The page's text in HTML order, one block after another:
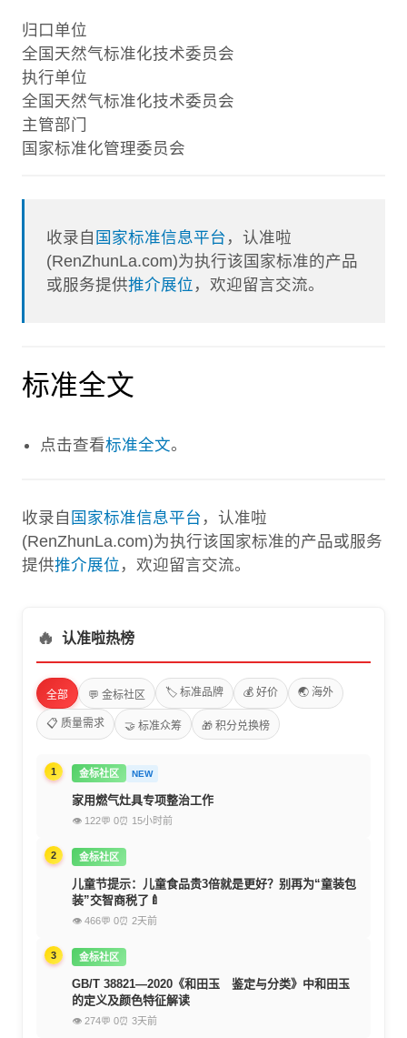
归口单位
全国天然气标准化技术委员会
执行单位
全国天然气标准化技术委员会
主管部门
国家标准化管理委员会
收录自 国家标准信息平台 ，认准啦
(RenZhunLa.com)为执行该国家标准的产品
或服务提供推介展位 ，欢迎留言交流。
标准全文
点击查看标准全文。
收录自 国家标准信息平台 ，认准啦
(RenZhunLa.com)为执行该国家标准的产品或服务
提供推介展位 ，欢迎留言交流。
🔥 认准啦热榜
全部 💬 金标社区 🏷️ 标准品牌 💰 好价 🌏 海外
📋 质量需求 🤝 标准众筹 🎁 积分兑换榜
1 金标社区 NEW
家用燃气灶具专项整治工作
👁 122💬 0⏰ 15小时前
2 金标社区
儿童节提示：儿童食品贵3倍就是更好？别再为“童装包
装”交智商税了🍼
👁 466💬 0⏰ 2天前
3 金标社区
GB/T 38821—2020《和田玉 鉴定与分类》中和田玉
的定义及颜色特征解读
👁 274💬 0⏰ 3天前